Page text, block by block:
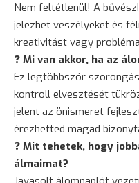
Nem feltétlenül! A
jelezhet veszélyeket és
kreativitást vagy
❓ Mi van akkor, ha az
Ez legtöbbször
kontroll elvesztését
jelent az önismeret
érezhetted magad
❓ Mit tehetek, hogy
álmaimat?